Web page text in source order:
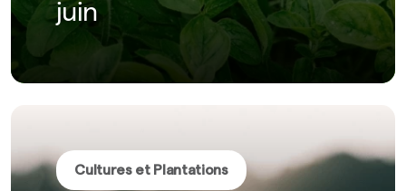
juin
Cultures et Plantations